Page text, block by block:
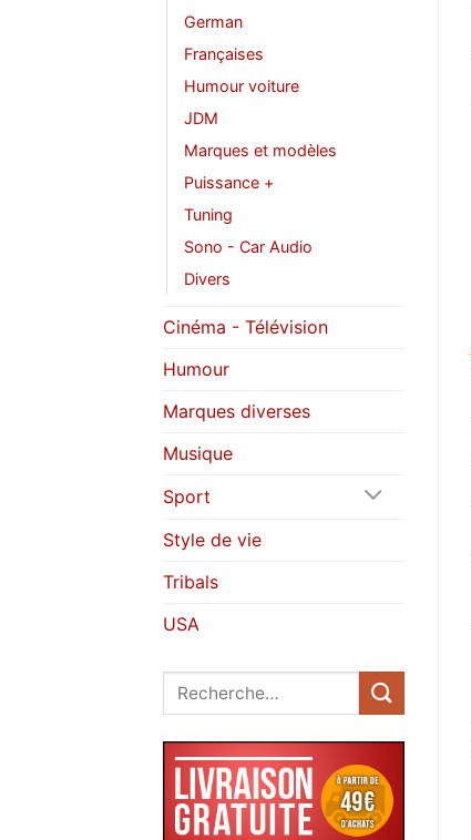
German
Françaises
Humour voiture
JDM
Marques et modèles
Puissance +
Tuning
Sono - Car Audio
Divers
Cinéma - Télévision
Humour
Marques diverses
Musique
Sport
Style de vie
Tribals
USA
Recherche